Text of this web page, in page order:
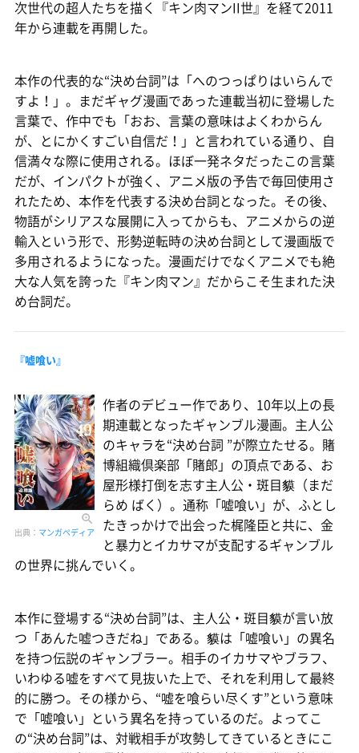
次世代の超人たちを描く『キン肉マンII世』を経て2011
年から連載を再開した。
本作の代表的な“決め台詞”は「へのつっぱりはいらんで
すよ！」。まだギャグ漫画であった連載当初に登場した
言葉で、作中でも「おお、言葉の意味はよくわからん
が、とにかくすごい自信だ！」と言われている通り、自
信満々な際に使用される。ほぼ一発ネタだったこの言葉
だが、インパクトが強く、アニメ版の予告で毎回使用さ
れたため、本作を代表する決め台詞となった。その後、
物語がシリアスな展開に入ってからも、アニメからの逆
輸入という形で、形勢逆転時の決め台詞として漫画版で
多用されるようになった。漫画だけでなくアニメでも絶
大な人気を誇った『キン肉マン』だからこそ生まれた決
め台詞だ。
『嘘喰い』
出典： マンガペディア
作者のデビュー作であり、10年以上の長
期連載となったギャンブル漫画。主人公
のキャラを“決め台詞 ”が際立たせる。賭
博組織倶楽部「賭郎」の頂点である、お
屋形様打倒を志す主人公・斑目貘（まだ
らめ ばく）。通称「嘘喰い」が、ふとし
たきっかけで出会った梶隆臣と共に、金
と暴力とイカサマが支配するギャンブル
の世界に挑んでいく。
本作に登場する“決め台詞”は、主人公・斑目貘が言い放
つ「あんた嘘つきだね」である。貘は「嘘喰い」の異名
を持つ伝説のギャンブラー。相手のイカサマやブラフ、
いわゆる嘘をすべて見抜いた上で、それを利用して最終
的に勝つ。その様から、“嘘を喰らい尽くす”という意味
で「嘘喰い」という異名を持っているのだ。よってこ
の“決め台詞”は、対戦相手が攻勢してきているときにこ